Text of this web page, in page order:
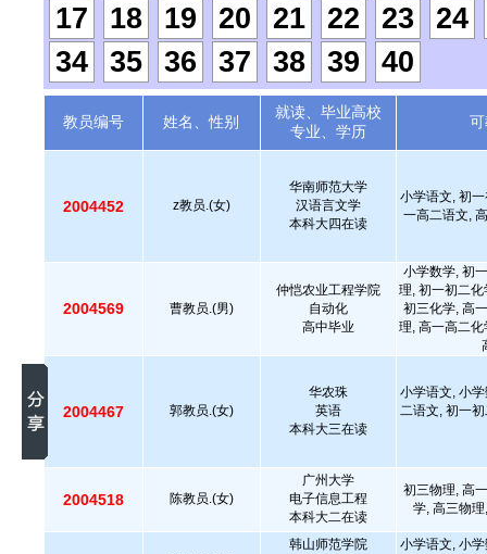
17
18 19 20 21 22 23
24
34
35 36 37 38 39 40
教员编号 姓名、性别
就读、毕业高校
专业、学历
2004452 z教员.(女)
华南师范大学
汉语言文学
本科大四在读
小学语文, 初
一高二语文,
2004569 曹教员.(男)
仲恺农业工程学院
自动化
高中毕业
小学数学, 初
理, 初一初二
初三化学, 高
理, 高一高二
2004467 郭教员.(女)
华农珠
英语
本科大三在读
小学语文, 小
二语文, 初一
2004518 陈教员.(女)
广州大学
电子信息工程
本科大二在读
初三物理, 高
学, 高三物
韩山师范学院
小学语文, 小